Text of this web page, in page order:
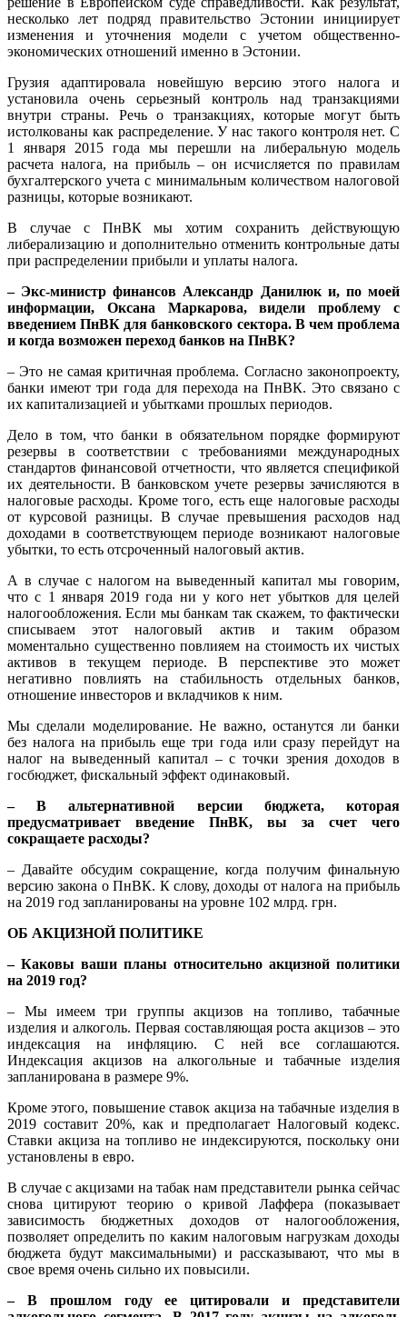
несколько лет подряд правительство Эстонии инициирует
изменения и уточнения модели с учетом общественно-
экономических отношений именно в Эстонии.
Грузия адаптировала новейшую версию этого налога и
установила очень серьезный контроль над транзакциями
внутри страны. Речь о транзакциях, которые могут быть
истолкованы как распределение. У нас такого контроля нет. С
1 января 2015 года мы перешли на либеральную модель
расчета налога, на прибыль – он исчисляется по правилам
бухгалтерского учета с минимальным количеством налоговой
разницы, которые возникают.
В случае с ПнВК мы хотим сохранить действующую
либерализацию и дополнительно отменить контрольные даты
при распределении прибыли и уплаты налога.
– Экс-министр финансов Александр Данилюк и, по моей
информации, Оксана Маркарова, видели проблему с
введением ПнВК для банковского сектора. В чем проблема
и когда возможен переход банков на ПнВК?
– Это не самая критичная проблема. Согласно законопроекту,
банки имеют три года для перехода на ПнВК. Это связано с
их капитализацией и убытками прошлых периодов.
Дело в том, что банки в обязательном порядке формируют
резервы в соответствии с требованиями международных
стандартов финансовой отчетности, что является спецификой
их деятельности. В банковском учете резервы зачисляются в
налоговые расходы. Кроме того, есть еще налоговые расходы
от курсовой разницы. В случае превышения расходов над
доходами в соответствующем периоде возникают налоговые
убытки, то есть отсроченный налоговый актив.
А в случае с налогом на выведенный капитал мы говорим,
что с 1 января 2019 года ни у кого нет убытков для целей
налогообложения. Если мы банкам так скажем, то фактически
списываем этот налоговый актив и таким образом
моментально существенно повлияем на стоимость их чистых
активов в текущем периоде. В перспективе это может
негативно повлиять на стабильность отдельных банков,
отношение инвесторов и вкладчиков к ним.
Мы сделали моделирование. Не важно, останутся ли банки
без налога на прибыль еще три года или сразу перейдут на
налог на выведенный капитал – с точки зрения доходов в
госбюджет, фискальный эффект одинаковый.
– В альтернативной версии бюджета, которая
предусматривает введение ПнВК, вы за счет чего
сокращаете расходы?
– Давайте обсудим сокращение, когда получим финальную
версию закона о ПнВК. К слову, доходы от налога на прибыль
на 2019 год запланированы на уровне 102 млрд. грн.
ОБ АКЦИЗНОЙ ПОЛИТИКЕ
– Каковы ваши планы относительно акцизной политики
на 2019 год?
– Мы имеем три группы акцизов на топливо, табачные
изделия и алкоголь. Первая составляющая роста акцизов – это
индексация на инфляцию. С ней все соглашаются.
Индексация акцизов на алкогольные и табачные изделия
запланирована в размере 9%.
Кроме этого, повышение ставок акциза на табачные изделия в
2019 составит 20%, как и предполагает Налоговый кодекс.
Ставки акциза на топливо не индексируются, поскольку они
установлены в евро.
В случае с акцизами на табак нам представители рынка сейчас
снова цитируют теорию о кривой Лаффера (показывает
зависимость бюджетных доходов от налогообложения,
позволяет определить по каким налоговым нагрузкам доходы
бюджета будут максимальными) и рассказывают, что мы в
свое время очень сильно их повысили.
– В прошлом году ее цитировали и представители